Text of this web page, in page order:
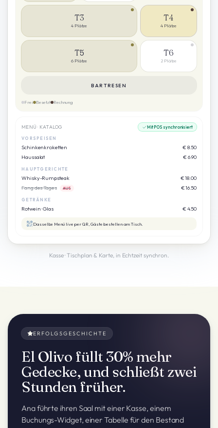
T3
4 Plätze
T4
4 Plätze
T5
6 Plätze
T6
2 Plätze
BARTRESEN
Frei Besetzt Rechnung
MENÜ · KATALOG Mit POS synchronisiert
VORSPEISEN
Schinkenkroketten
€ 8.50
Haussalat
€ 6.90
HAUPTGERICHTE
Whisky-Rumpsteak
€ 18.00
Fang des Tages
AUS € 16.50
GETRÄNKE
Rotwein · Glas € 4.50
Dasselbe Menü live per QR, Gäste bestellen am Tisch.
Kasse · Tischplan & Karte, in Echtzeit synchron.
ERFOLGSGESCHICHTE
El Olivo füllt 30% mehr
Gedecke, und schließt zwei
Stunden früher.
Ana führte ihren Saal mit einer Kasse, einem
Buchungs-Widget, einer Tabelle für den Bestand